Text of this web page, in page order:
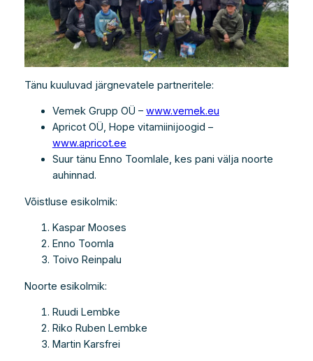
Tänu kuuluvad järgnevatele partneritele:
Vemek Grupp OÜ – www.vemek.eu
Apricot OÜ, Hope vitamiinijoogid –
www.apricot.ee
Suur tänu Enno Toomlale, kes pani välja noorte
auhinnad.
Võistluse esikolmik:
Kaspar Mooses
Enno Toomla
Toivo Reinpalu
Noorte esikolmik:
Ruudi Lembke
Riko Ruben Lembke
Martin Karsfrei